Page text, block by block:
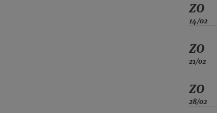
ZO
14/02
ZO
21/02
ZO
28/02